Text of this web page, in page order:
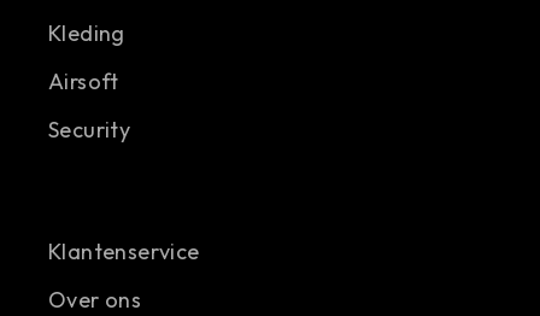
Kleding
Airsoft
Security
Klantenservice
Over ons